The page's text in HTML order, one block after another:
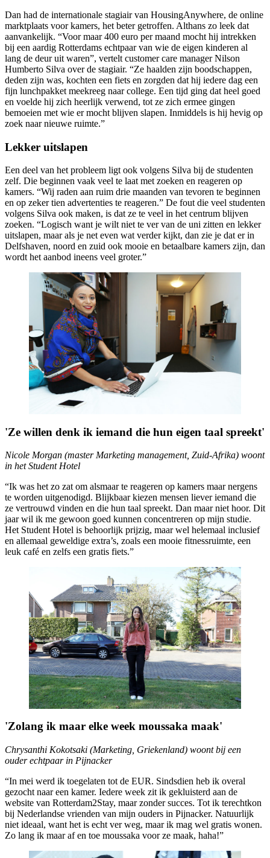
Dan had de internationale stagiair van HousingAnywhere, de online
marktplaats voor kamers, het beter getroffen. Althans zo leek dat
aanvankelijk. “Voor maar 400 euro per maand mocht hij intrekken
bij een aardig Rotterdams echtpaar van wie de eigen kinderen al
lang de deur uit waren”, vertelt customer care manager Nilson
Humberto Silva over de stagiair. “Ze haalden zijn boodschappen,
deden zijn was, kochten een fiets en zorgden dat hij iedere dag een
fijn lunchpakket meekreeg naar college. Een tijd ging dat heel goed
en voelde hij zich heerlijk verwend, tot ze zich ermee gingen
bemoeien met wie er mocht blijven slapen. Inmiddels is hij hevig op
zoek naar nieuwe ruimte.”
Lekker uitslapen
Een deel van het probleem ligt ook volgens Silva bij de studenten
zelf. Die beginnen vaak veel te laat met zoeken en reageren op
kamers. “Wij raden aan ruim drie maanden van tevoren te beginnen
en op zeker tien advertenties te reageren.” De fout die veel studenten
volgens Silva ook maken, is dat ze te veel in het centrum blijven
zoeken. “Logisch want je wilt niet te ver van de uni zitten en lekker
uitslapen, maar als je net even wat verder kijkt, dan zie je dat er in
Delfshaven, noord en zuid ook mooie en betaalbare kamers zijn, dan
wordt het aanbod ineens veel groter.”
'Ze willen denk ik iemand die hun eigen taal spreekt'
Nicole Morgan (master Marketing management, Zuid-Afrika) woont
in het Student Hotel
“Ik was het zo zat om alsmaar te reageren op kamers maar nergens
te worden uitgenodigd. Blijkbaar kiezen mensen liever iemand die
ze vertrouwd vinden en die hun taal spreekt. Dan maar niet hoor. Dit
jaar wil ik me gewoon goed kunnen concentreren op mijn studie.
Het Student Hotel is behoorlijk prijzig, maar wel helemaal inclusief
en allemaal geweldige extra’s, zoals een mooie fitnessruimte, een
leuk café en zelfs een gratis fiets.”
'Zolang ik maar elke week moussaka maak'
Chrysanthi Kokotsaki (Marketing, Griekenland) woont bij een
ouder echtpaar in Pijnacker
“In mei werd ik toegelaten tot de EUR. Sindsdien heb ik overal
gezocht naar een kamer. Iedere week zit ik gekluisterd aan de
website van Rotterdam2Stay, maar zonder succes. Tot ik terechtkon
bij Nederlandse vrienden van mijn ouders in Pijnacker. Natuurlijk
niet ideaal, want het is echt ver weg, maar ik mag wel gratis wonen.
Zo lang ik maar af en toe moussaka voor ze maak, haha!”